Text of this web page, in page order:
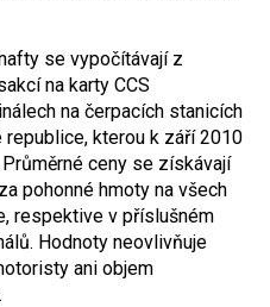
se vypočítávají z
na karty CCS
na čerpacích stanicích
kterou k září 2010
ceny se získávají
pohonné hmoty na všech
respektive v příslušném
Hodnoty neovlivňuje
ani objem